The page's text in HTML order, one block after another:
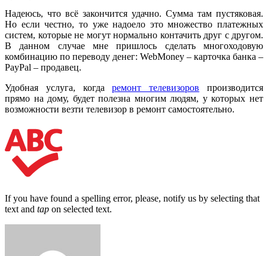
Надеюсь, что всё закончится удачно. Сумма там пустяковая.
Но если честно, то уже надоело это множество платежных
систем, которые не могут нормально контачить друг с другом.
В данном случае мне пришлось сделать многоходовую
комбинацию по переводу денег: WebMoney – карточка банка –
PayPal – продавец.
Удобная услуга, когдаремонт телевизоров производится
прямо на дому, будет полезна многим людям, у которых нет
возможности везти телевизор в ремонт самостоятельно.
If you have found a spelling error, please, notify us by selecting that
text and tap on selected text.